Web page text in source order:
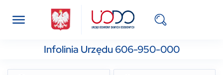
Infolinia Urzędu 606-950-000